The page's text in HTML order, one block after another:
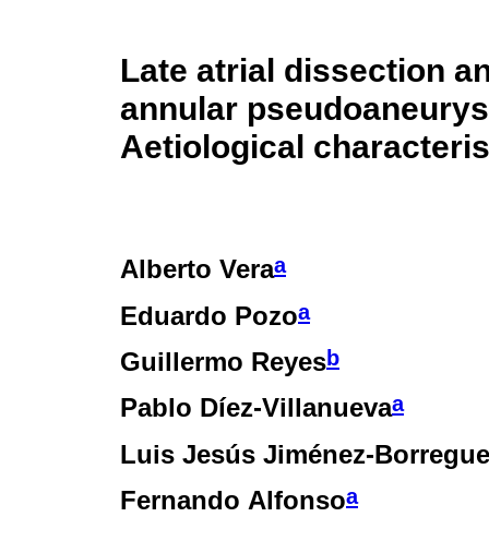
Late atrial dissection
annular
Aetiological
Alberto Veraa
Eduardo Pozoa
Guillermo Reyesb
Pablo Díez-Villanuevaa
Luis Jesús Jiménez-
Fernando Alfonsoa